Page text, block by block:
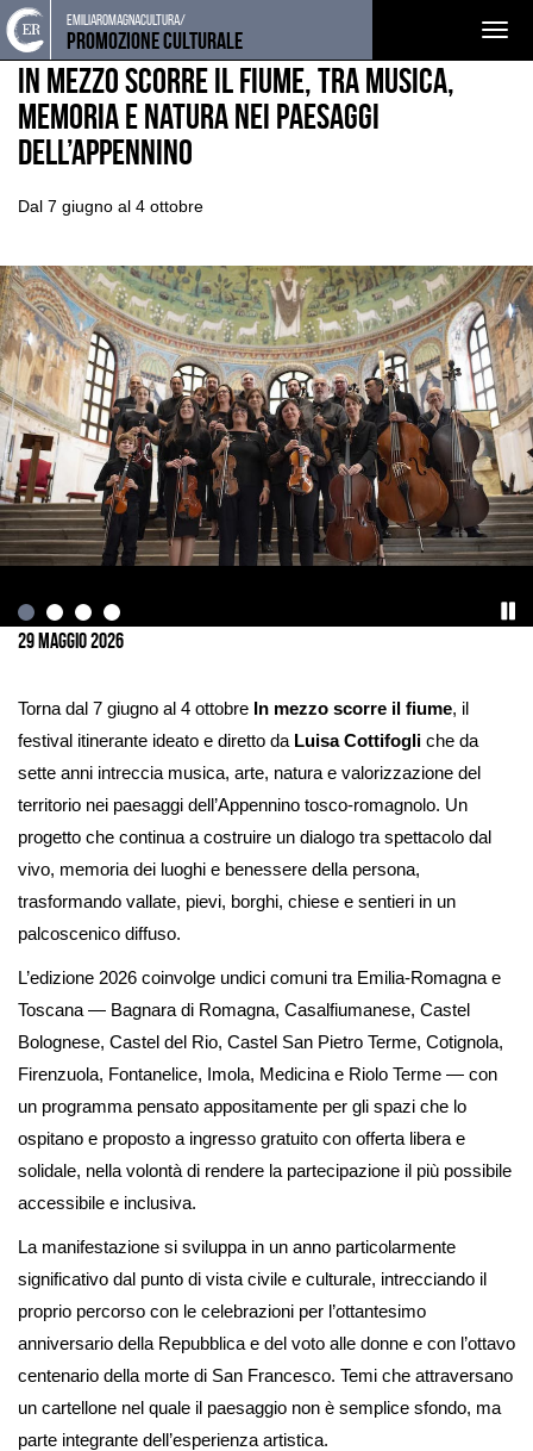
Torna
alla
home
page
Cerca
nel
sito
Salta
ai
contenuti
Salta
al
menu
principale
emiliaromagnacultura/
Promozione Culturale
EVENTI E NEWS NOTIZIE
In mezzo scorre il fiume, tra musica,
memoria e natura nei paesaggi
dell’Appennino
Dal 7 giugno al 4 ottobre
immagine
29 Maggio 2026
Torna dal 7 giugno al 4 ottobre In mezzo scorre il fiume, il
festival itinerante ideato e diretto da Luisa Cottifogli che da
sette anni intreccia musica, arte, natura e valorizzazione del
territorio nei paesaggi dell’Appennino tosco-romagnolo. Un
progetto che continua a costruire un dialogo tra spettacolo dal
vivo, memoria dei luoghi e benessere della persona,
trasformando vallate, pievi, borghi, chiese e sentieri in un
palcoscenico diffuso.
L’edizione 2026 coinvolge undici comuni tra Emilia-Romagna e
Toscana — Bagnara di Romagna, Casalfiumanese, Castel
Bolognese, Castel del Rio, Castel San Pietro Terme, Cotignola,
Firenzuola, Fontanelice, Imola, Medicina e Riolo Terme — con
un programma pensato appositamente per gli spazi che lo
ospitano e proposto a ingresso gratuito con offerta libera e
solidale, nella volontà di rendere la partecipazione il più possibile
accessibile e inclusiva.
La manifestazione si sviluppa in un anno particolarmente
significativo dal punto di vista civile e culturale, intrecciando il
proprio percorso con le celebrazioni per l’ottantesimo
anniversario della Repubblica e del voto alle donne e con l’ottavo
centenario della morte di San Francesco. Temi che attraversano
un cartellone nel quale il paesaggio non è semplice sfondo, ma
parte integrante dell’esperienza artistica.